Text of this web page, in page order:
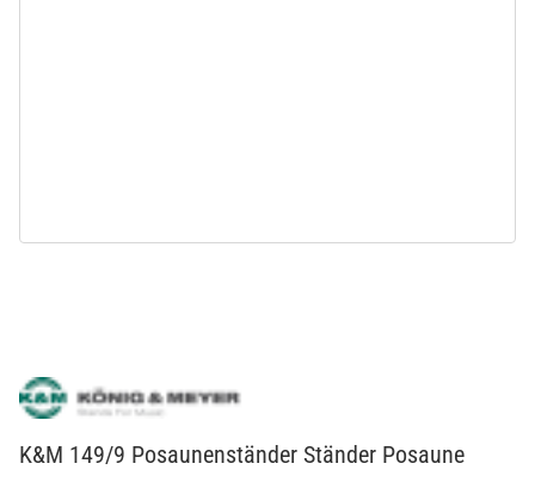
K&M 149/9 Posaunenständer Ständer Posaune